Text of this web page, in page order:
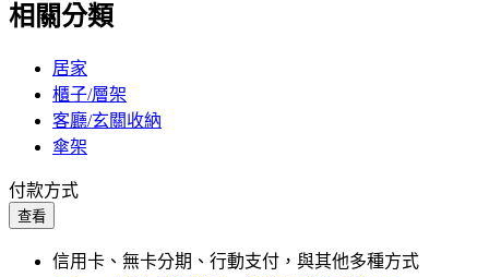
相關分類
居家
櫃子/層架
客廳/玄關收納
傘架
付款方式
查看
信用卡、無卡分期、行動支付，與其他多種方式